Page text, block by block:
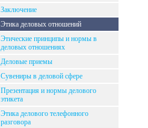
Заключение
Этика деловых отношений
Этические принципы и нормы в
деловых отношениях
Деловые приемы
Сувениры в деловой сфере
Презентация и нормы делового
этикета
Этика делового телефонного
разговора